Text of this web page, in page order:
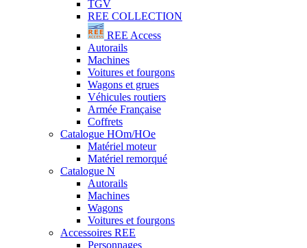
TGV
REE COLLECTION
REE Access
Autorails
Machines
Voitures et fourgons
Wagons et grues
Véhicules routiers
Armée Française
Coffrets
Catalogue HOm/HOe
Matériel moteur
Matériel remorqué
Catalogue N
Autorails
Machines
Wagons
Voitures et fourgons
Accessoires REE
Personnages